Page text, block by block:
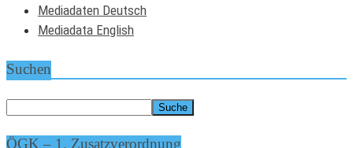
Mediadaten Deutsch
Mediadata English
Suchen
ÖGK – 1. Zusatzverordnung